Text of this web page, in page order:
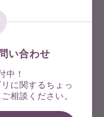
い合わせ
中！
に関するちょっ
相談ください。